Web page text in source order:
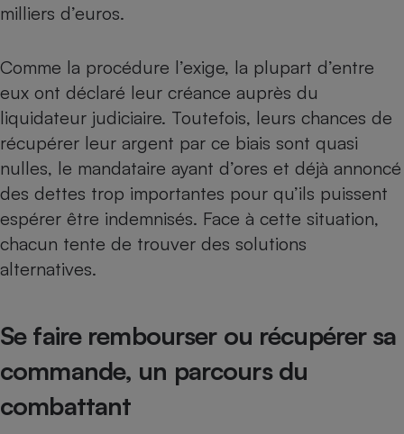
milliers d’euros.
Comme la procédure l’exige, la plupart d’entre
eux ont déclaré leur créance auprès du
liquidateur judiciaire. Toutefois, leurs chances de
récupérer leur argent par ce biais sont quasi
nulles, le mandataire ayant d’ores et déjà annoncé
des dettes trop importantes pour qu’ils puissent
espérer être indemnisés. Face à cette situation,
chacun tente de trouver des solutions
alternatives.
Se faire rembourser ou récupérer sa
commande, un parcours du
combattant
Climatiseur -
Ventilateur
Cafetière à expressos
Climatiseur -
Ventilateur